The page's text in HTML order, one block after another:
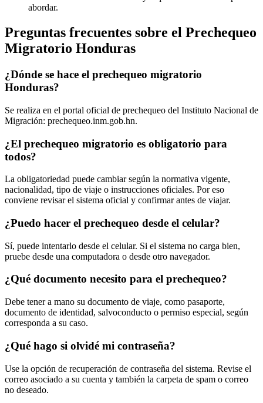
abordar.
Preguntas frecuentes sobre el Prechequeo
Migratorio Honduras
¿Dónde se hace el prechequeo migratorio
Honduras?
Se realiza en el portal oficial de prechequeo del Instituto Nacional de
Migración: prechequeo.inm.gob.hn.
¿El prechequeo migratorio es obligatorio para
todos?
La obligatoriedad puede cambiar según la normativa vigente,
nacionalidad, tipo de viaje o instrucciones oficiales. Por eso
conviene revisar el sistema oficial y confirmar antes de viajar.
¿Puedo hacer el prechequeo desde el celular?
Sí, puede intentarlo desde el celular. Si el sistema no carga bien,
pruebe desde una computadora o desde otro navegador.
¿Qué documento necesito para el prechequeo?
Debe tener a mano su documento de viaje, como pasaporte,
documento de identidad, salvoconducto o permiso especial, según
corresponda a su caso.
¿Qué hago si olvidé mi contraseña?
Use la opción de recuperación de contraseña del sistema. Revise el
correo asociado a su cuenta y también la carpeta de spam o correo
no deseado.